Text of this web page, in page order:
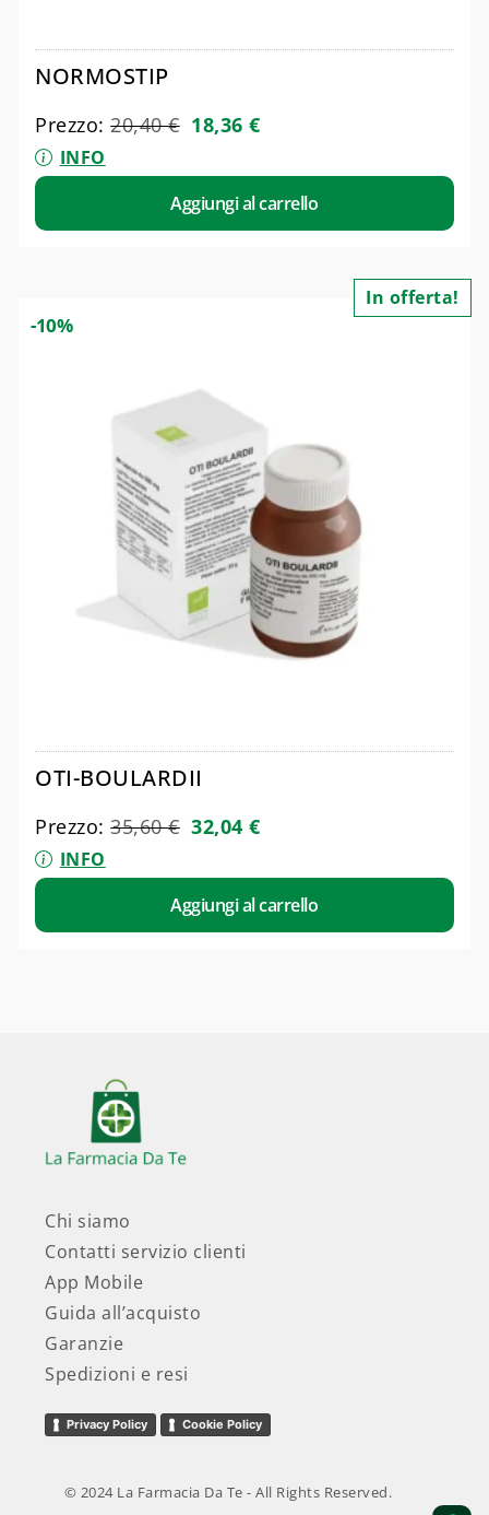
NORMOSTIP
Prezzo:20,40€ 18,36€
INFO
Aggiungi al carrello
OTI-BOULARDII
Prezzo:35,60€ 32,04€
INFO
Aggiungi al carrello
In offerta!
-10%
Chi siamo
Contatti servizio clienti
App Mobile
Guida all’acquisto
Garanzie
Spedizioni e resi
Privacy Policy Cookie Policy
© 2024 La Farmacia Da Te - All Rights Reserved.